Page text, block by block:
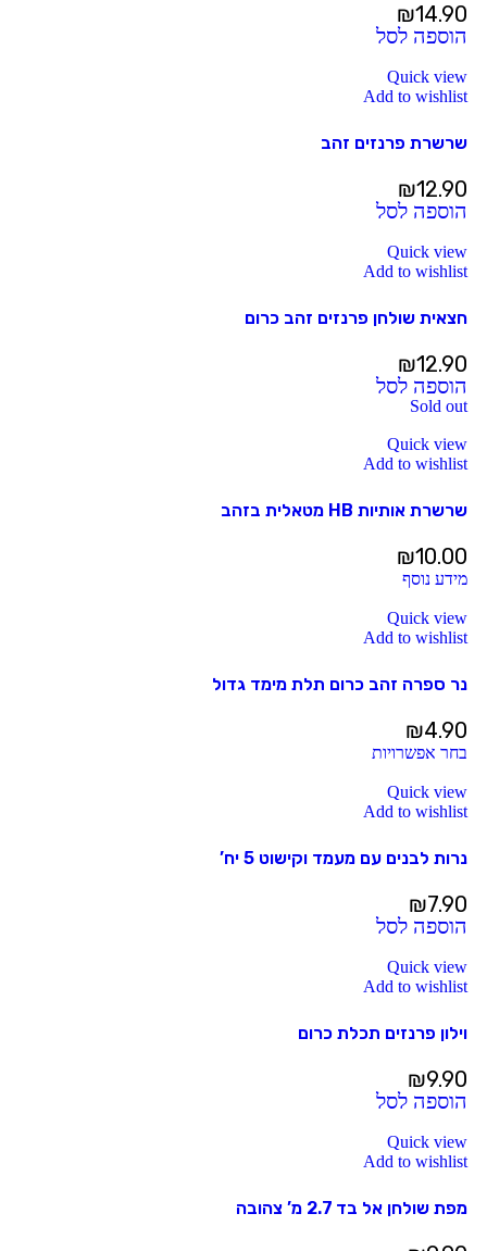
₪14.90
הוספה לסל
Quick view
Add to wishlist
שרשרת פרנזים זהב
₪12.90
הוספה לסל
Quick view
Add to wishlist
חצאית שולחן פרנזים זהב כרום
₪12.90
הוספה לסל
Sold out
Quick view
Add to wishlist
שרשרת אותיות HB מטאלית בזהב
₪10.00
מידע נוסף
Quick view
Add to wishlist
נר ספרה זהב כרום תלת מימד גדול
₪4.90
בחר אפשרויות
Quick view
Add to wishlist
נרות לבנים עם מעמד וקישוט 5 יח’
₪7.90
הוספה לסל
Quick view
Add to wishlist
וילון פרנזים תכלת כרום
₪9.90
הוספה לסל
Quick view
Add to wishlist
מפת שולחן אל בד 2.7 מ’ צהובה